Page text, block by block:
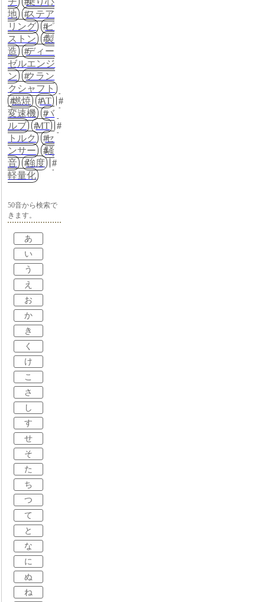
地
ステア
リング
ピ
ストン
製
造
ディー
ゼルエンジ
ン
クラン
クシャフト
燃焼
AT
変速機
バ
ルブ
MT
トルク
セ
ンサー
騒
音
強度
軽量化
50音から検索で
きます。
あ
い
う
え
お
か
き
く
け
こ
さ
し
す
せ
そ
た
ち
つ
て
と
な
に
ぬ
ね